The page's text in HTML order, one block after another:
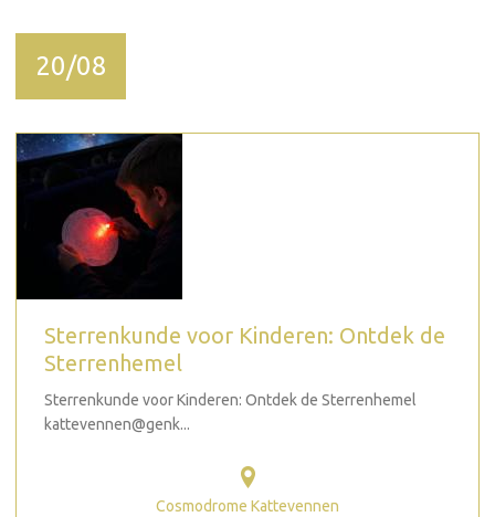
20/08
Sterrenkunde voor Kinderen: Ontdek de
Sterrenhemel
Sterrenkunde voor Kinderen: Ontdek de Sterrenhemel
kattevennen@genk...
Cosmodrome Kattevennen